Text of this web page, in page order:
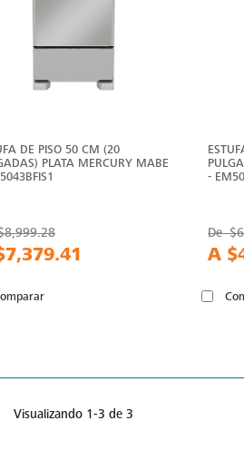
DE PISO 50 CM (20
PLATA MERCURY MABE
-
De
A
Visualizando 1-3 de 3